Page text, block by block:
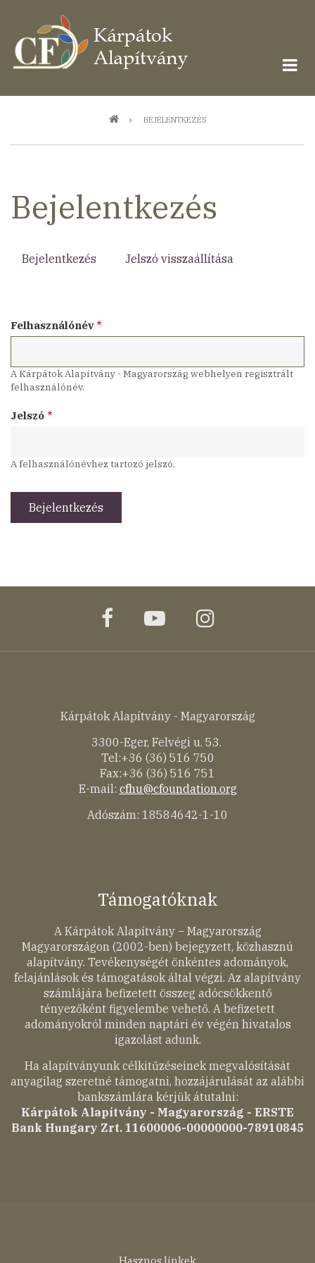
tartalomra
BEJELENTKEZÉS
Bejelentkezés
Bejelentkezés (aktívJelszó visszaállítása
Felhasználónév
A Kárpátok Alapítvány - Magyarország webhelyen regisztrált
felhasználónév.
Jelszó
A felhasználónévhez tartozó jelszó.
facebookyoutubeinstagram
Kárpátok Alapítvány - Magyarország
3300-Eger, Felvégi u. 53.
Tel:+36 (36) 516 750
Fax:+36 (36) 516 751
E-mail: cfhu@cfoundation.org
Adószám: 18584642-1-10
Támogatóknak
A Kárpátok Alapítvány – Magyarország
Magyarországon (2002-ben) bejegyzett, közhasznú
alapítvány. Tevékenységét önkéntes adományok,
felajánlások és támogatások által végzi. Az alapítvány
számlájára befizetett összeg adócsökkentő
tényezőként figyelembe vehető. A befizetett
adományokról minden naptári év végén hivatalos
igazolást adunk.
Ha alapítványunk célkitűzéseinek megvalósítását
anyagilag szeretné támogatni, hozzájárulását az alábbi
bankszámlára kérjük átutalni:
Kárpátok Alapítvány - Magyarország - ERSTE
Bank Hungary Zrt. 11600006-00000000-78910845